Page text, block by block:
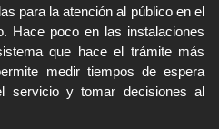
para la atención al público en el
Hace poco en las instalaciones
que hace el trámite más
medir tiempos de espera
servicio y tomar decisiones al